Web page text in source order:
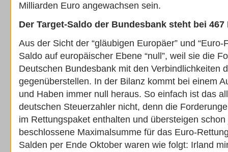
Milliarden Euro angewachsen sein.
Der Target-Saldo der Bundesbank steht bei
Aus der Sicht der “gläubigen Europäer” und “Euro-
Saldo auf europäischer Ebene “null”, weil sie die
Deutschen Bundesbank mit den Verbindlichkeiten
gegenüberstellen. In der Bilanz kommt bei einem
und Haben immer null heraus. So einfach ist das
deutschen Steuerzahler nicht, denn die
im Rettungspaket enthalten und übersteigen
beschlossene Maximalsumme für das Euro-
Salden per Ende Oktober waren wie folgt: Irland